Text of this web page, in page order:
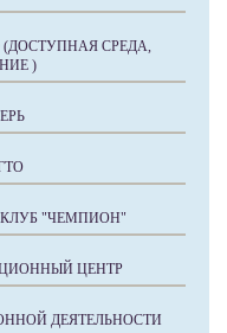
СРЕДА,
)
"ЧЕМПИОН"
ЦЕНТР
ДЕЯТЕЛЬНОСТИ